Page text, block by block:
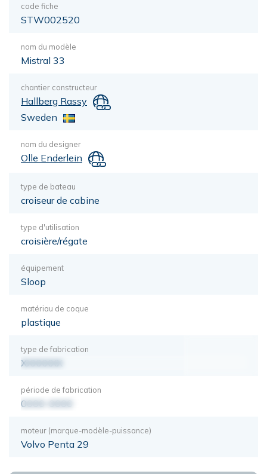
code fiche
STW002520
nom du modèle
Mistral 33
chantier constructeur
Hallberg Rassy
Sweden
nom du designer
Olle Enderlein
type de bateau
croiseur de cabine
type d'utilisation
croisière/régate
équipement
Sloop
matériau de coque
plastique
type de fabrication
XXXXXXX
période de fabrication
0000-0000
moteur (marque-modèle-puissance)
Volvo Penta 29